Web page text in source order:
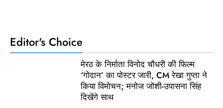
Editor's Choice
मेरठ के निर्माता विनोद चौधरी की फिल्म
‘गोदान’ का पोस्टर जारी, CM रेखा गुप्ता ने
किया विमोचन; मनोज जोशी-उपासना सिंह
दिखेंगे साथ